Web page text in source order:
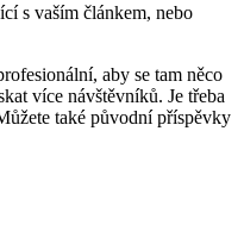
s vaším článkem, nebo
aby se tam něco
více návštěvníků. Je třeba
také původní příspěvky